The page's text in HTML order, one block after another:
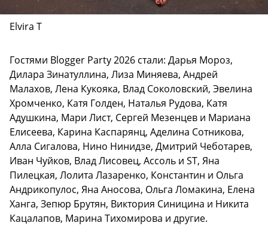
Elvira T
Гостями Blogger Party 2026 стали: Дарья Мороз,
Дилара Зинатуллина, Лиза Миняева, Андрей
Малахов, Лена Кукояка, Влад Соколовский, Эвелина
Хромченко, Катя Голден, Наталья Рудова, Катя
Адушкина, Мари Лист, Сергей Мезенцев и Мариана
Елисеева, Карина Каспарянц, Аделина Сотникова,
Алла Сигалова, Нино Нинидзе, Дмитрий Чеботарев,
Иван Чуйков, Влад Лисовец, Ассоль и ST, Яна
Пилецкая, Лолита Лазаренко, Константин и Ольга
Андрикопулос, Яна Аносова, Ольга Ломакина, Елена
Ханга, Зепюр Брутян, Виктория Синицина и Никита
Кацалапов, Марина Тихомирова и другие.